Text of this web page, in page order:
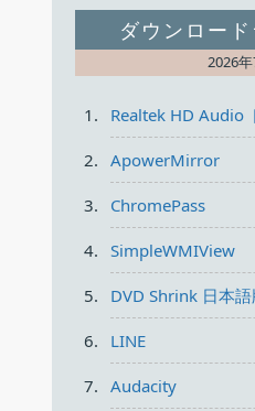
ダウンロー
2026年
Realtek HD Audio
ApowerMirror
ChromePass
SimpleWMIView
DVD Shrink 日本語
LINE
Audacity